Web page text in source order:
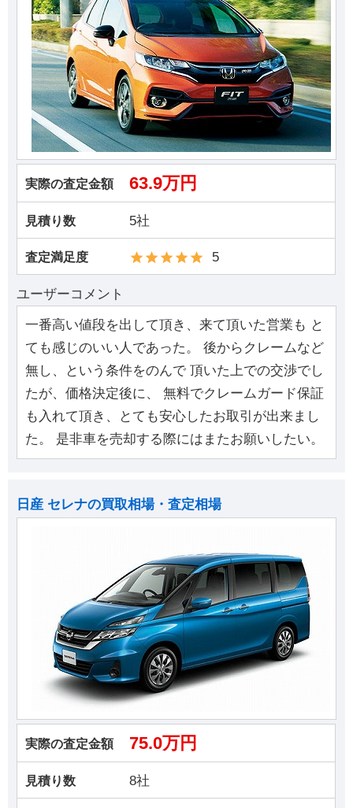
実際の査定金額 63.9万円
見積り数 5社
査定満足度 5
ユーザーコメント
一番高い値段を出して頂き、来て頂いた営業も と
ても感じのいい人であった。 後からクレームなど
無し、という条件をのんで 頂いた上での交渉でし
たが、価格決定後に、 無料でクレームガード保証
も入れて頂き、とても安心したお取引が出来まし
た。 是非車を売却する際にはまたお願いしたい。
日産 セレナの買取相場・査定相場
実際の査定金額 75.0万円
見積り数 8社